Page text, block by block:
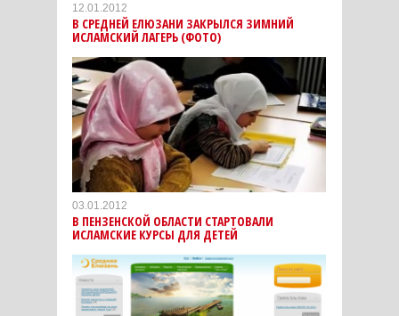
12.01.2012
В СРЕДНЕЙ ЕЛЮЗАНИ ЗАКРЫЛСЯ ЗИМНИЙ
ИСЛАМСКИЙ ЛАГЕРЬ (ФОТО)
03.01.2012
В ПЕНЗЕНСКОЙ ОБЛАСТИ СТАРТОВАЛИ
ИСЛАМСКИЕ КУРСЫ ДЛЯ ДЕТЕЙ